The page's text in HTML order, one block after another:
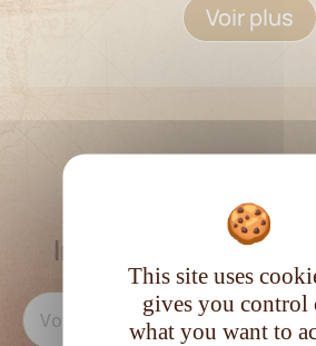
Voir plus
RESTEZ
Inscrivez-vous à la
This site uses
gives you control
what you want to